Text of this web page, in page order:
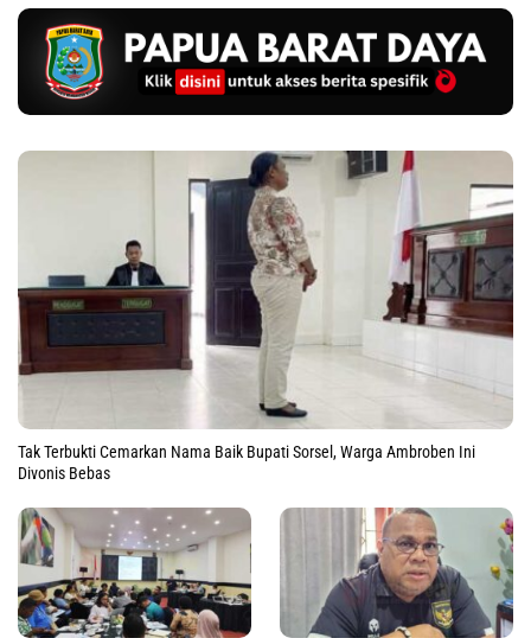
Tak Terbukti Cemarkan Nama Baik Bupati Sorsel, Warga Ambroben Ini
Divonis Bebas